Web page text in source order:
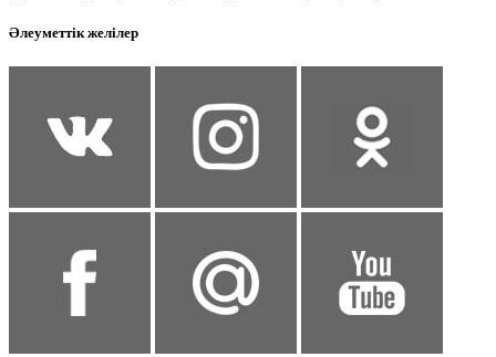
Әлеуметтік желілер